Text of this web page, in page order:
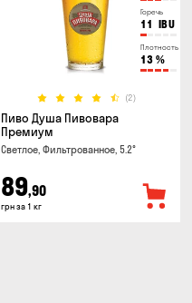
Горечь
11 IBU
Плотность
13 %
(2)
Пиво Душа Пивовара
Премиум
Светлое, Фильтрованное, 5.2°
89,90
грн за 1 кг